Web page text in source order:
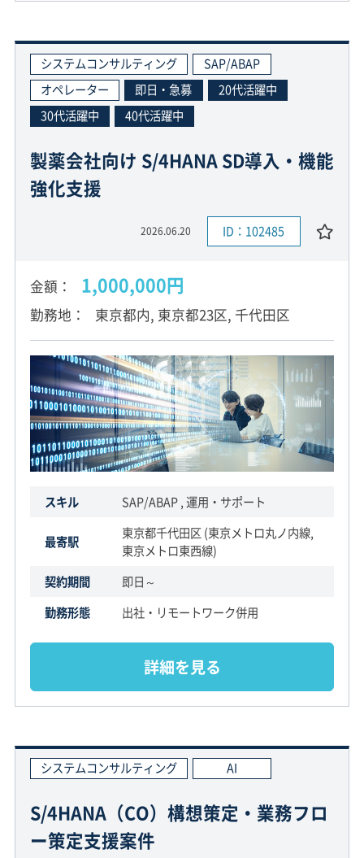
システムコンサルティング
SAP/ABAP
オペレーター
即日・急募
20代活躍中
30代活躍中
40代活躍中
製薬会社向け S/4HANA SD導入・機能
強化支援
2026.06.20 ID：102485
金額 1,000,000円
勤務地 東京都内, 東京都23区, 千代田区
スキル SAP/ABAP , 運用・サポート
最寄駅
東京都千代田区 (東京メトロ丸ノ内線,
東京メトロ東西線)
契約期間
即日～
勤務形態
出社・リモートワーク併用
詳細を見る
システムコンサルティング AI
S/4HANA（CO）構想策定・業務フロ
ー策定支援案件